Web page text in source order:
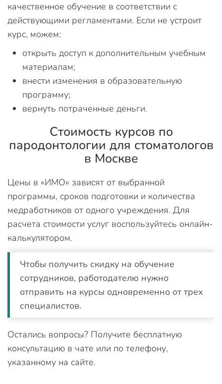
качественное обучение в соответствии с
действующими регламентами. Если не устроит
курс, можем:
открыть доступ к дополнительным учебным
материалам;
внести изменения в образовательную
программу;
вернуть потраченные деньги.
Стоимость курсов по
пародонтологии для стоматологов
в Москве
Цены в «ИМО» зависят от выбранной
программы, сроков подготовки и количества
медработников от одного учреждения. Для
расчета стоимости услуг воспользуйтесь онлайн-
калькулятором.
Чтобы получить скидку на обучение
сотрудников, работодателю нужно
отправить на курсы одновременно от трех
специалистов.
Остались вопросы? Получите бесплатную
консультацию в чате или по телефону,
указанному на сайте.